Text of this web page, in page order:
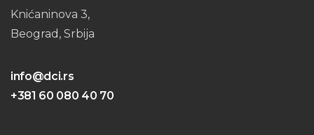
Knićaninova 3,
Beograd, Srbija
info@dci.rs
+381 60 080 40 70